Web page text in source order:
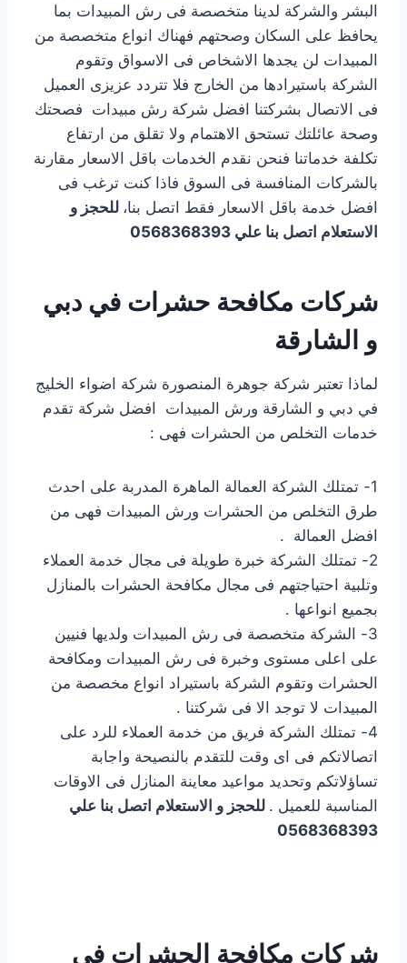
البشر والشركة لدينا متخصصة فى رش المبيدات بما
يحافظ على السكان وصحتهم فهناك انواع متخصصة من
المبيدات لن يجدها الاشخاص فى الاسواق وتقوم
الشركة باستيرادها من الخارج فلا تتردد عزيزى العميل
فى الاتصال بشركتنا افضل شركة رش مبيدات فصحتك
وصحة عائلتك تستحق الاهتمام ولا تقلق من ارتفاع
تكلفة خدماتنا فنحن نقدم الخدمات باقل الاسعار مقارنة
بالشركات المنافسة فى السوق فاذا كنت ترغب فى
افضل خدمة باقل الاسعار فقط اتصل بنا، للحجز و
الاستعلام اتصل بنا علي 0568368393
شركات مكافحة حشرات في دبي
و الشارقة
لماذا تعتبر شركة جوهرة المنصورة شركة اضواء الخليج
في دبي و الشارقة ورش المبيدات افضل شركة تقدم
خدمات التخلص من الحشرات فهى :
1- تمتلك الشركة العمالة الماهرة المدربة على احدث
طرق التخلص من الحشرات ورش المبيدات فهى من
افضل العمالة .
2- تمتلك الشركة خبرة طويلة فى مجال خدمة العملاء
وتلبية احتياجتهم فى مجال مكافحة الحشرات بالمنازل
بجميع انواعها .
3- الشركة متخصصة فى رش المبيدات ولديها فنيين
على اعلى مستوى وخبرة فى رش المبيدات ومكافحة
الحشرات وتقوم الشركة باستيراد انواع مخصصة من
المبيدات لا توجد الا فى شركتنا .
4- تمتلك الشركة فريق من خدمة العملاء للرد على
اتصالاتكم فى اى وقت للتقدم بالنصيحة واجابة
تساؤلاتكم وتحديد مواعيد معاينة المنازل فى الاوقات
المناسبة للعميل . للحجز و الاستعلام اتصل بنا علي
0568368393
شركات مكافحة الحشرات في